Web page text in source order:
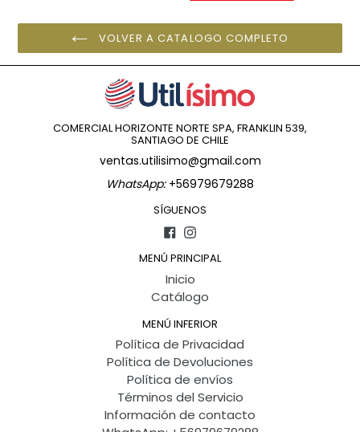
VOLVER A CATALOGO COMPLETO
COMERCIAL HORIZONTE NORTE SPA, FRANKLIN 539,
SANTIAGO DE CHILE
ventas.utilisimo@gmail.com
WhatsApp: +56979679288
SÍGUENOS
Facebook
Instagram
MENÚ PRINCIPAL
Inicio
Catálogo
MENÚ INFERIOR
Política de Privacidad
Política de Devoluciones
Política de envíos
Términos del Servicio
Información de contacto